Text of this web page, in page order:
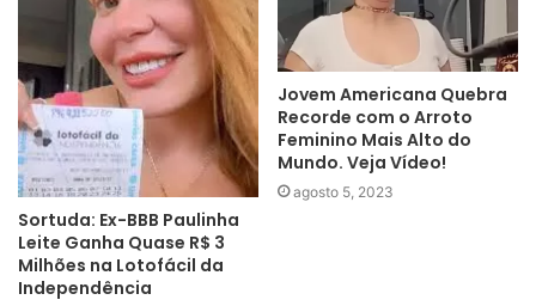
Sortuda: Ex-BBB Paulinha
Leite Ganha Quase R$ 3
Milhões na Lotofácil da
Independência
Jovem Americana Quebra
Recorde com o Arroto
Feminino Mais Alto do
Mundo. Veja Vídeo!
agosto 5, 2023